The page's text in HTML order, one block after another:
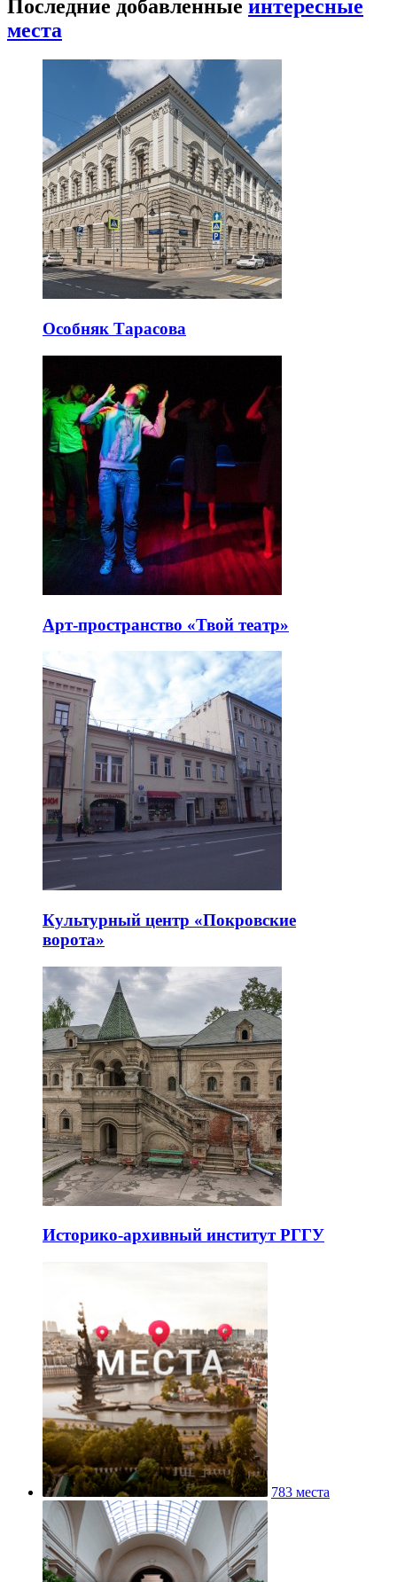
Последние добавленные интересные
места
Особняк Тарасова
Арт-пространство «Твой театр»
Культурный центр «Покровские
ворота»
Историко-архивный институт РГГУ
783 места